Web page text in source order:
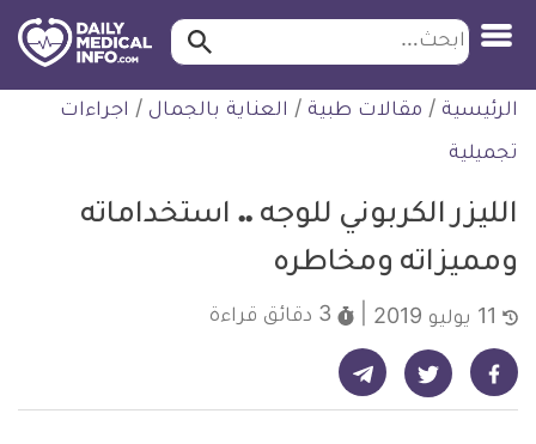
التخطي
للمحتوى
طبية
ابحث ابحث…
الرئيسية / مقالات طبية / العناية بالجمال / اجراءات
تجميلية
الليزر الكربوني للوجه .. استخداماته
ومميزاته ومخاطره
3 دقائق قراءة
شارك على فيسبوك - ديلي ميديكال انفو شارك على تويتر - ديلي ميديكال انفو شارك على تيليجرام - ديلي ميديكال انفو